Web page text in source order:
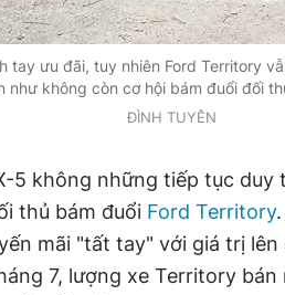
tay ưu đãi, tuy nhiên Ford Territory
như không còn cơ hội bám đuổi đối
ĐÌNH TUYÊN
5 không những tiếp tục duy
thủ bám đuổi Ford Territory
mãi "tất tay" với giá trị
7, lượng xe Territory